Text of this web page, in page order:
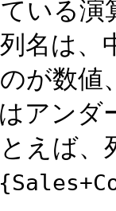
いる演
名は、
が数
アン
えば、